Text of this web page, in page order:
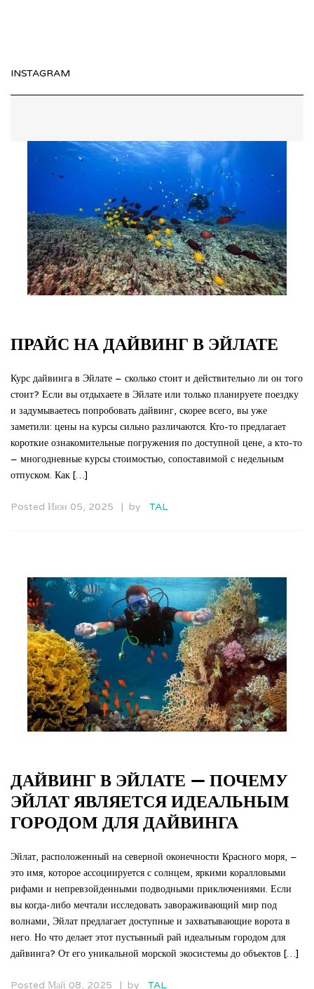
INSTAGRAM
ПРАЙС НА ДАЙВИНГ В ЭЙЛАТЕ
Курс дайвинга в Эйлате – сколько стоит и действительно ли он того
стоит? Если вы отдыхаете в Эйлате или только планируете поездку
и задумываетесь попробовать дайвинг, скорее всего, вы уже
заметили: цены на курсы сильно различаются. Кто-то предлагает
короткие ознакомительные погружения по доступной цене, а кто-то
– многодневные курсы стоимостью, сопоставимой с недельным
отпуском. Как […]
Posted Июн 05, 2025 by TAL
ДАЙВИНГ В ЭЙЛАТЕ — ПОЧЕМУ
ЭЙЛАТ ЯВЛЯЕТСЯ ИДЕАЛЬНЫМ
ГОРОДОМ ДЛЯ ДАЙВИНГА
Эйлат, расположенный на северной оконечности Красного моря, –
это имя, которое ассоциируется с солнцем, яркими коралловыми
рифами и непревзойденными подводными приключениями. Если
вы когда-либо мечтали исследовать завораживающий мир под
волнами, Эйлат предлагает доступные и захватывающие ворота в
него. Но что делает этот пустынный рай идеальным городом для
дайвинга? От его уникальной морской экосистемы до объектов […]
Posted Май 08, 2025 by TAL